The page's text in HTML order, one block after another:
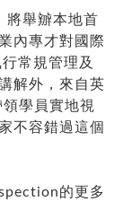
將舉辧本地首
內專才對國際
常規管理及
解外，來自英
學員實地視
不容錯過這個
的更多